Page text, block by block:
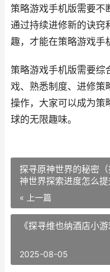
策略游戏手机版需要不
通过持续进修新的诀窍
趣，才能在策略游戏手
策略游戏手机版需要综
戏、熟悉制度、进修策
操作，大家可以成为策
球的无限趣味。
探寻原神世界的秘密
神世界探索进度怎么
« 上一篇
《探寻维也纳酒店小
2025-08-05